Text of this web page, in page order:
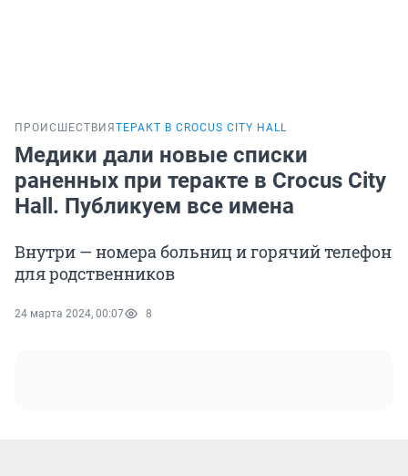
ПРОИСШЕСТВИЯ ТЕРАКТ В CROCUS CITY HALL
Медики дали новые списки
раненных при теракте в Crocus City
Hall. Публикуем все имена
Внутри — номера больниц и горячий телефон
для родственников
24 марта 2024, 00:07 8